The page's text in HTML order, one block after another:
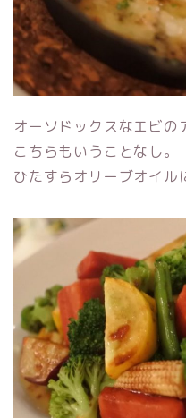
オーソドックスなエビの
こちらもいうことなし。
ひたすらオリーブオイル